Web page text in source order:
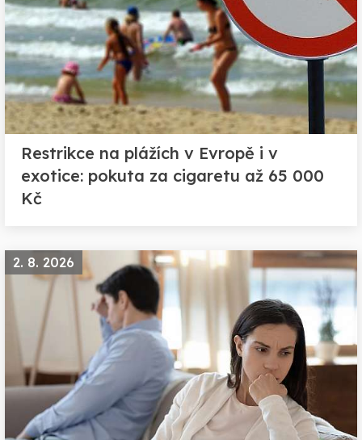
Restrikce na plážích v Evropě i v
exotice: pokuta za cigaretu až 65 000
Kč
2. 8. 2026